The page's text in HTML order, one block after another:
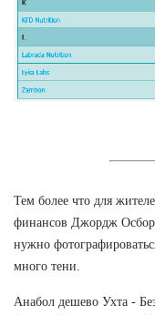
Тем более что для
финансов Джордж
нужно
много тени.
Анабол дешево Ухта -